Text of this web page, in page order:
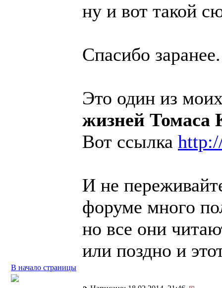
ну и вот такой
Спасибо заранее.
Это один из
жизней Томаса
Вот ссылка
И не
форуме много
но все они
или поздно и
В начало страницы